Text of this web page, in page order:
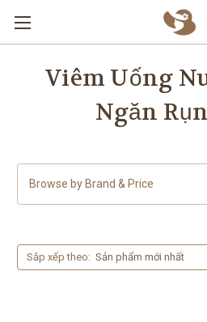
Skip to main
Viêm Uống
Ngăn
Browse by Brand & Price
Sắp xếp theo: